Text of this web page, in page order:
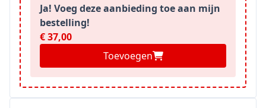
Ja! Voeg deze aanbieding toe aan mijn
bestelling!
€ 37,00
Toevoegen